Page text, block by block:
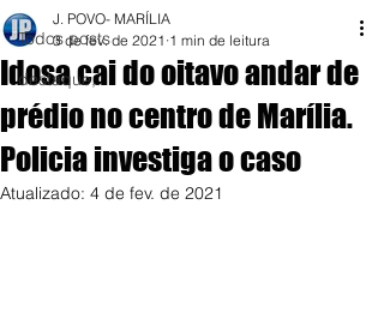
Todos posts
destaque,
Idosa cai do oitavo andar de
prédio no centro de Marília.
Policia investiga o caso
J. POVO- MARÍLIA
3 de fev. de 2021 1 min de leitura
Atualizado: 4 de fev. de 2021